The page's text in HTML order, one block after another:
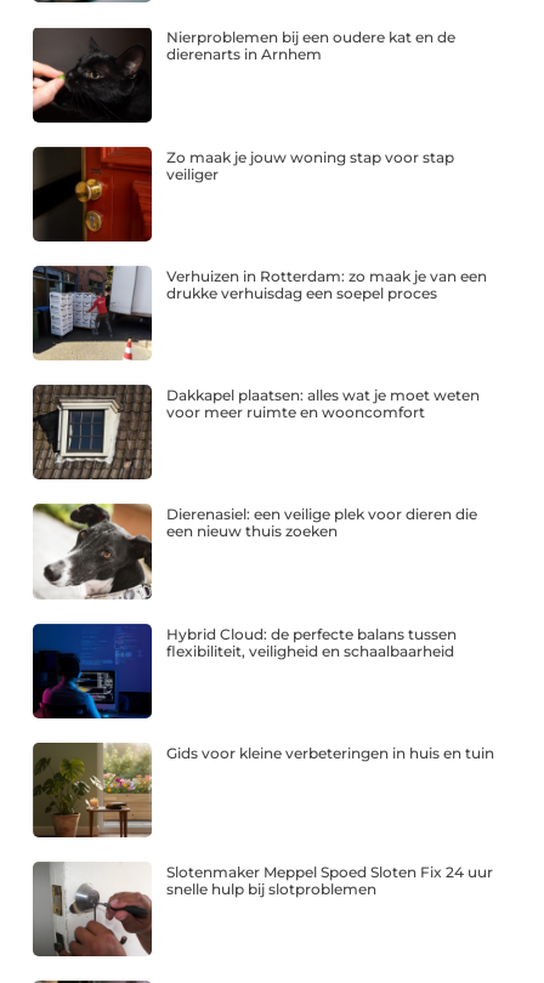
Nierproblemen bij een oudere kat en de
dierenarts in Arnhem
Zo maak je jouw woning stap voor stap
veiliger
Verhuizen in Rotterdam: zo maak je van een
drukke verhuisdag een soepel proces
Dakkapel plaatsen: alles wat je moet weten
voor meer ruimte en wooncomfort
Dierenasiel: een veilige plek voor dieren die
een nieuw thuis zoeken
Hybrid Cloud: de perfecte balans tussen
flexibiliteit, veiligheid en schaalbaarheid
Gids voor kleine verbeteringen in huis en tuin
Slotenmaker Meppel Spoed Sloten Fix 24 uur
snelle hulp bij slotproblemen